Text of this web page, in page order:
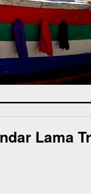
Lama